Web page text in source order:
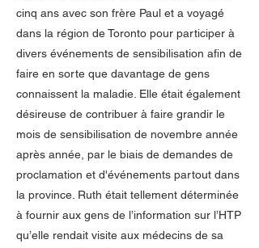
cinq ans avec son frère Paul et a voyagé
dans la région de Toronto pour participer à
divers événements de sensibilisation afin de
faire en sorte que davantage de gens
connaissent la maladie. Elle était également
désireuse de contribuer à faire grandir le
mois de sensibilisation de novembre année
après année, par le biais de demandes de
proclamation et d'événements partout dans
la province. Ruth était tellement déterminée
à fournir aux gens de l’information sur l’HTP
qu’elle rendait visite aux médecins de sa